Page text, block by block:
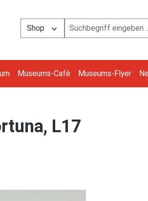
Shop
Museums-Cafè Museums-Flyer
L17